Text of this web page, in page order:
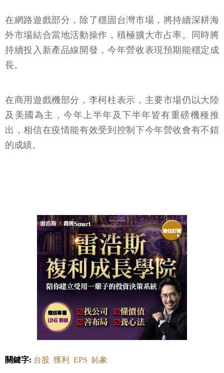
在網路遊戲部分，除了穩固台灣市場，將持續深耕海
外市場結合當地活動操作，積極擴大市占率。同時將
持續投入新產品線開發，今年營收表現預期能穩定成
長。
在商用遊戲機部分，李柯柱表示，主要市場仍以大陸
及美國為主，今年上半年及下半年皆有重磅機種推
出，相信在疫情能有效受到控制下今年營收會有不錯
的成績。
關鍵字: 台股 獲利 EPS 鈊象